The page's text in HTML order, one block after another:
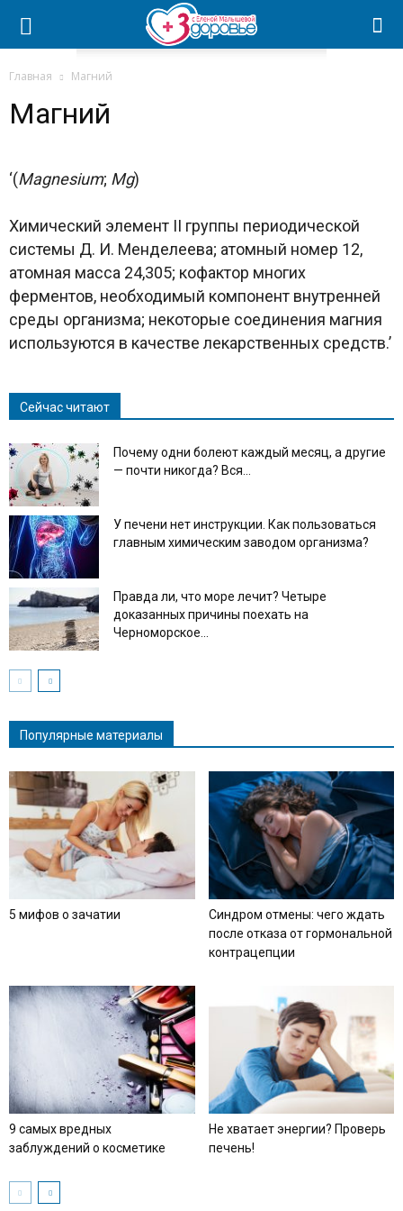
Главная Магний
Магний
‘(Magnesium; Mg)
Химический элемент II группы периодической
системы Д. И. Менделеева; атомный номер 12,
атомная масса 24,305; кофактор многих
ферментов, необходимый компонент внутренней
среды организма; некоторые соединения магния
используются в качестве лекарственных средств.’
Сейчас читают
Почему одни болеют каждый месяц, а другие
— почти никогда? Вся...
У печени нет инструкции. Как пользоваться
главным химическим заводом организма?
Правда ли, что море лечит? Четыре
доказанных причины поехать на
Черноморское...
Популярные материалы
5 мифов о зачатии
Синдром отмены: чего ждать
после отказа от гормональной
контрацепции
9 самых вредных
заблуждений о косметике
Не хватает энергии? Проверь
печень!